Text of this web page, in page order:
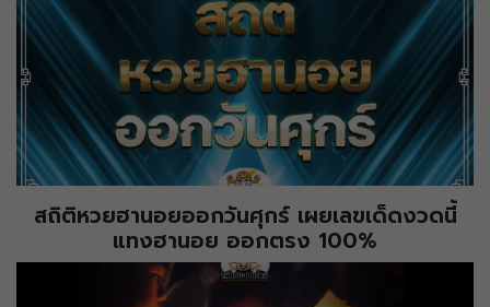
สถิติหวยฮานอยออกวันศุกร์ เผยเลขเด็ดงวดนี้
แทงฮานอย ออกตรง 100%